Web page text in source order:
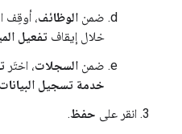
ضمن الوظائف، أوقِف
خلال إيقاف تفعيل
ضمن السجلات، اختَر
خدمة تسجيل البيانات
انقر على حفظ.